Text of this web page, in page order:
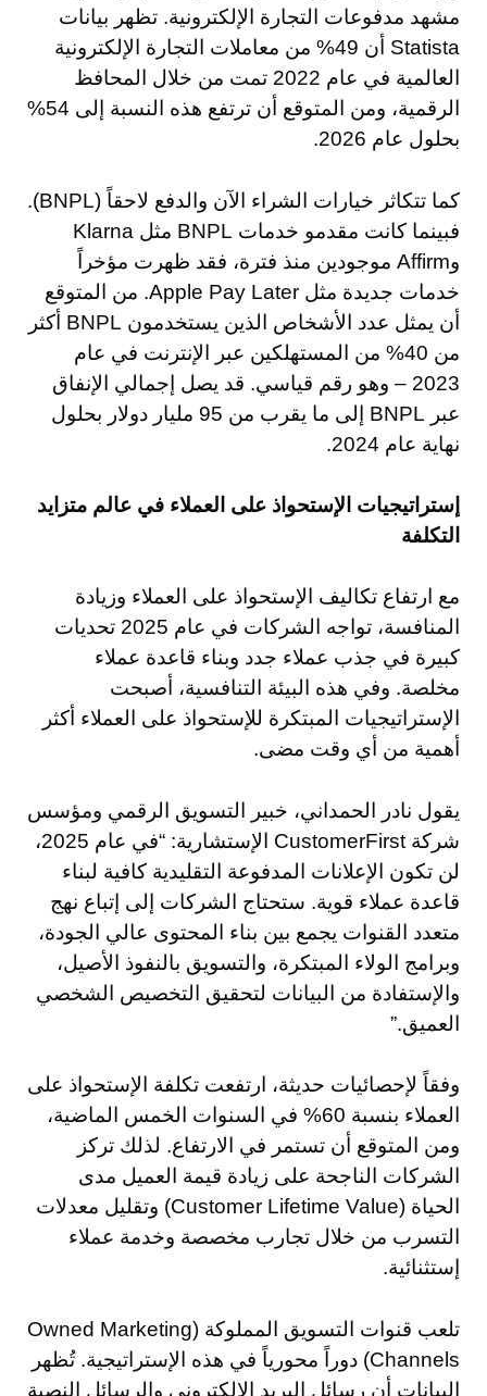
مشهد مدفوعات التجارة الإلكترونية. تظهر بيانات
Statista أن 49% من معاملات التجارة الإلكترونية
العالمية في عام 2022 تمت من خلال المحافظ
الرقمية، ومن المتوقع أن ترتفع هذه النسبة إلى 54%
بحلول عام 2026.
كما تتكاثر خيارات الشراء الآن والدفع لاحقاً (BNPL).
فبينما كانت مقدمو خدمات BNPL مثل Klarna
وAffirm موجودين منذ فترة، فقد ظهرت مؤخراً
خدمات جديدة مثل Apple Pay Later. من المتوقع
أن يمثل عدد الأشخاص الذين يستخدمون BNPL أكثر
من 40% من المستهلكين عبر الإنترنت في عام
2023 – وهو رقم قياسي. قد يصل إجمالي الإنفاق
عبر BNPL إلى ما يقرب من 95 مليار دولار بحلول
نهاية عام 2024.
إستراتيجيات الإستحواذ على العملاء في عالم متزايد
التكلفة
مع ارتفاع تكاليف الإستحواذ على العملاء وزيادة
المنافسة، تواجه الشركات في عام 2025 تحديات
كبيرة في جذب عملاء جدد وبناء قاعدة عملاء
مخلصة. وفي هذه البيئة التنافسية، أصبحت
الإستراتيجيات المبتكرة للإستحواذ على العملاء أكثر
أهمية من أي وقت مضى.
يقول نادر الحمداني، خبير التسويق الرقمي ومؤسس
شركة CustomerFirst الإستشارية: “في عام 2025،
لن تكون الإعلانات المدفوعة التقليدية كافية لبناء
قاعدة عملاء قوية. ستحتاج الشركات إلى إتباع نهج
متعدد القنوات يجمع بين بناء المحتوى عالي الجودة،
وبرامج الولاء المبتكرة، والتسويق بالنفوذ الأصيل،
والإستفادة من البيانات لتحقيق التخصيص الشخصي
العميق.”
وفقاً لإحصائيات حديثة، ارتفعت تكلفة الإستحواذ على
العملاء بنسبة 60% في السنوات الخمس الماضية،
ومن المتوقع أن تستمر في الارتفاع. لذلك تركز
الشركات الناجحة على زيادة قيمة العميل مدى
الحياة (Customer Lifetime Value) وتقليل معدلات
التسرب من خلال تجارب مخصصة وخدمة عملاء
إستثنائية.
تلعب قنوات التسويق المملوكة (Owned Marketing
Channels) دوراً محورياً في هذه الإستراتيجية. تُظهر
البيانات أن رسائل البريد الإلكتروني والرسائل النصية